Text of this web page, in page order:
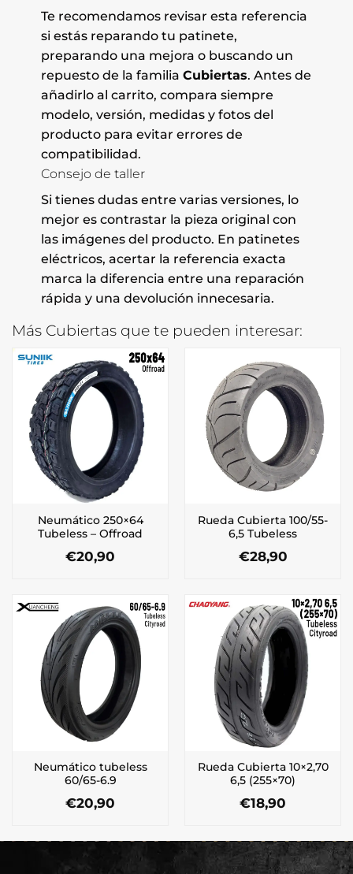
Te recomendamos revisar esta referencia
si estás reparando tu patinete,
preparando una mejora o buscando un
repuesto de la familia Cubiertas. Antes de
añadirlo al carrito, compara siempre
modelo, versión, medidas y fotos del
producto para evitar errores de
compatibilidad.
Consejo de taller
Si tienes dudas entre varias versiones, lo
mejor es contrastar la pieza original con
las imágenes del producto. En patinetes
eléctricos, acertar la referencia exacta
marca la diferencia entre una reparación
rápida y una devolución innecesaria.
Más Cubiertas que te pueden interesar:
Neumático 250×64
Tubeless – Offroad
€20,90
Rueda Cubierta 100/55-
6,5 Tubeless
€28,90
Neumático tubeless
60/65-6.9
€20,90
Rueda Cubierta 10×2,70
6,5 (255×70)
€18,90